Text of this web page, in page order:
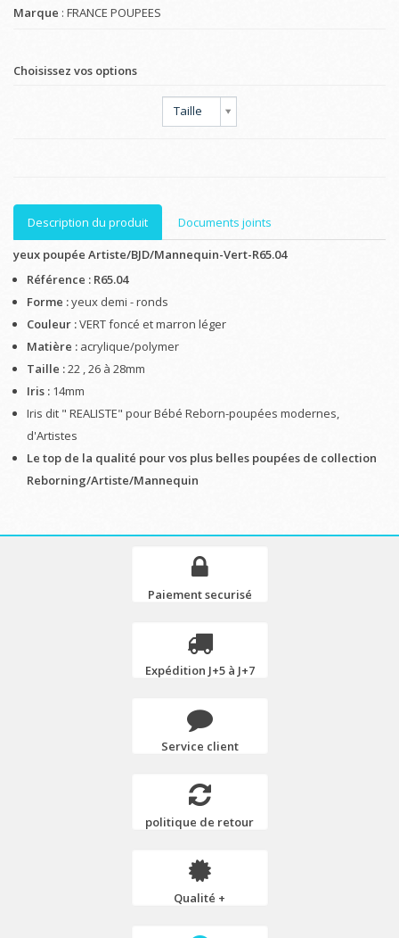
Marque : FRANCE POUPEES
Choisissez vos options
Taille
Description du produit
Documents joints
yeux poupée Artiste/BJD/Mannequin-Vert-R65.04
Référence : R65.04
Forme :yeux demi - ronds
Couleur :VERT foncé et marron léger
Matière : acrylique/polymer
Taille :22 , 26 à 28mm
Iris : 14mm
Iris dit " REALISTE" pour Bébé Reborn-poupées modernes,
d'Artistes
Le top de la qualité pour vos plus belles poupées de collection
Reborning/Artiste/Mannequin
Paiement securisé
Expédition J+5 à J+7
Service client
politique de retour
Qualité +